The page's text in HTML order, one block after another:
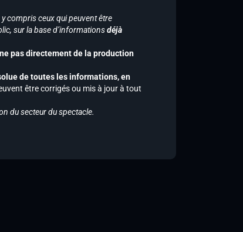
y compris ceux qui peuvent être
sur la base d’informationsdéjà
pas directement de la production
de toutes les informations, en
être corrigés ou mis à jour à tout
du secteur du spectacle.